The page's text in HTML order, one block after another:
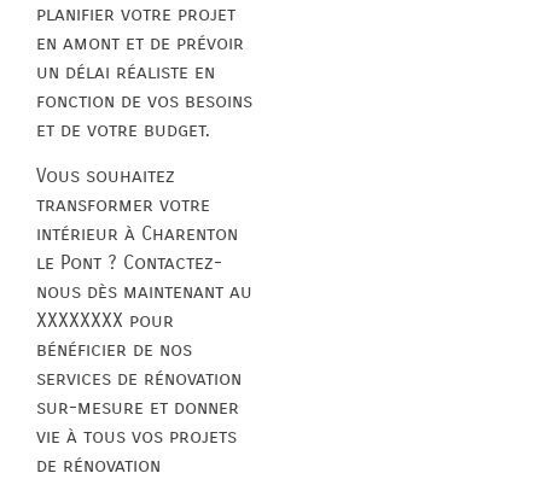
planifier votre projet
en amont et de prévoir
un délai réaliste en
fonction de vos besoins
et de votre budget.
Vous souhaitez
transformer votre
intérieur à Charenton
le Pont ? Contactez-
nous dès maintenant au
XXXXXXXX pour
bénéficier de nos
services de rénovation
sur-mesure et donner
vie à tous vos projets
de rénovation